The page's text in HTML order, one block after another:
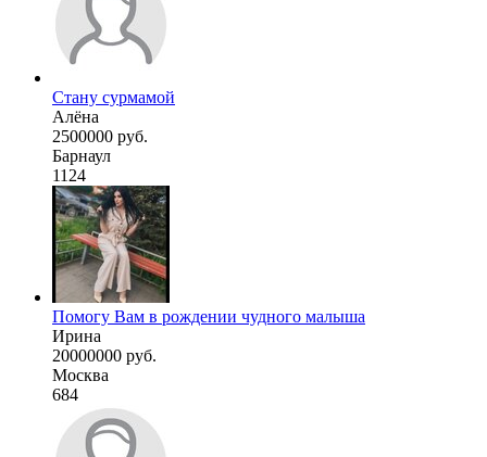
Стану сурмамой
Алёна
2500000 руб.
Барнаул
1124
Помогу Вам в рождении чудного малыша
Ирина
20000000 руб.
Москва
684